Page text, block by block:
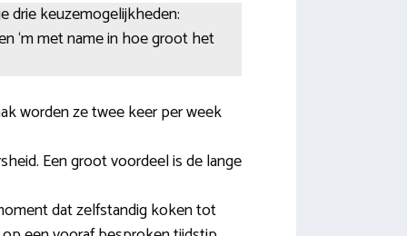
drie keuzemogelijkheden:
‘m met name in hoe groot het
worden ze twee keer per week
Een groot voordeel is de lange
dat zelfstandig koken tot